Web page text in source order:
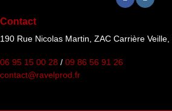
Contact
190 Rue Nicolas Martin, ZAC Carrière
06 95 15 00 28 / 09 86 56 91 26
contact@ravelprod.fr